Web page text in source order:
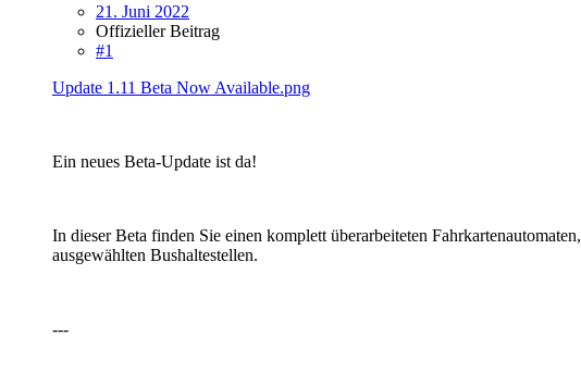
21. Juni 2022
Offizieller Beitrag
#1
Update 1.11 Beta Now Available.png
Ein neues Beta-Update ist da!
In dieser Beta finden Sie einen komplett überarbeiteten
ausgewählten Bushaltestellen.
---